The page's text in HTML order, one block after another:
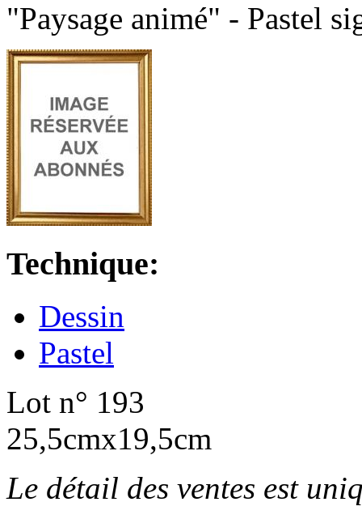
"Paysage animé" - Pastel
Technique:
Dessin
Pastel
Lot n° 193
25,5cmx19,5cm
Le détail des ventes est